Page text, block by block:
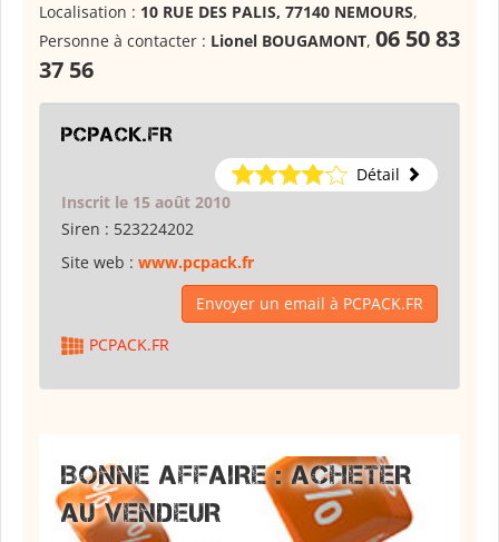
Localisation : 10 RUE DES PALIS, 77140 NEMOURS,
Personne à contacter : Lionel BOUGAMONT, 06 50 83
37 56
PCPACK.FR
Détail
Inscrit le 15 août 2010
Siren : 523224202
Site web : www.pcpack.fr
Envoyer un email à PCPACK.FR
PCPACK.FR
BONNE AFFAIRE : ACHETER
AU VENDEUR